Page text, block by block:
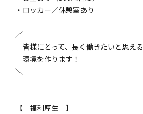
・ロッカー／休憩室あり
／
皆様にとって、長く働きたいと思える
環境を作ります！
＼
【 福利厚生 】